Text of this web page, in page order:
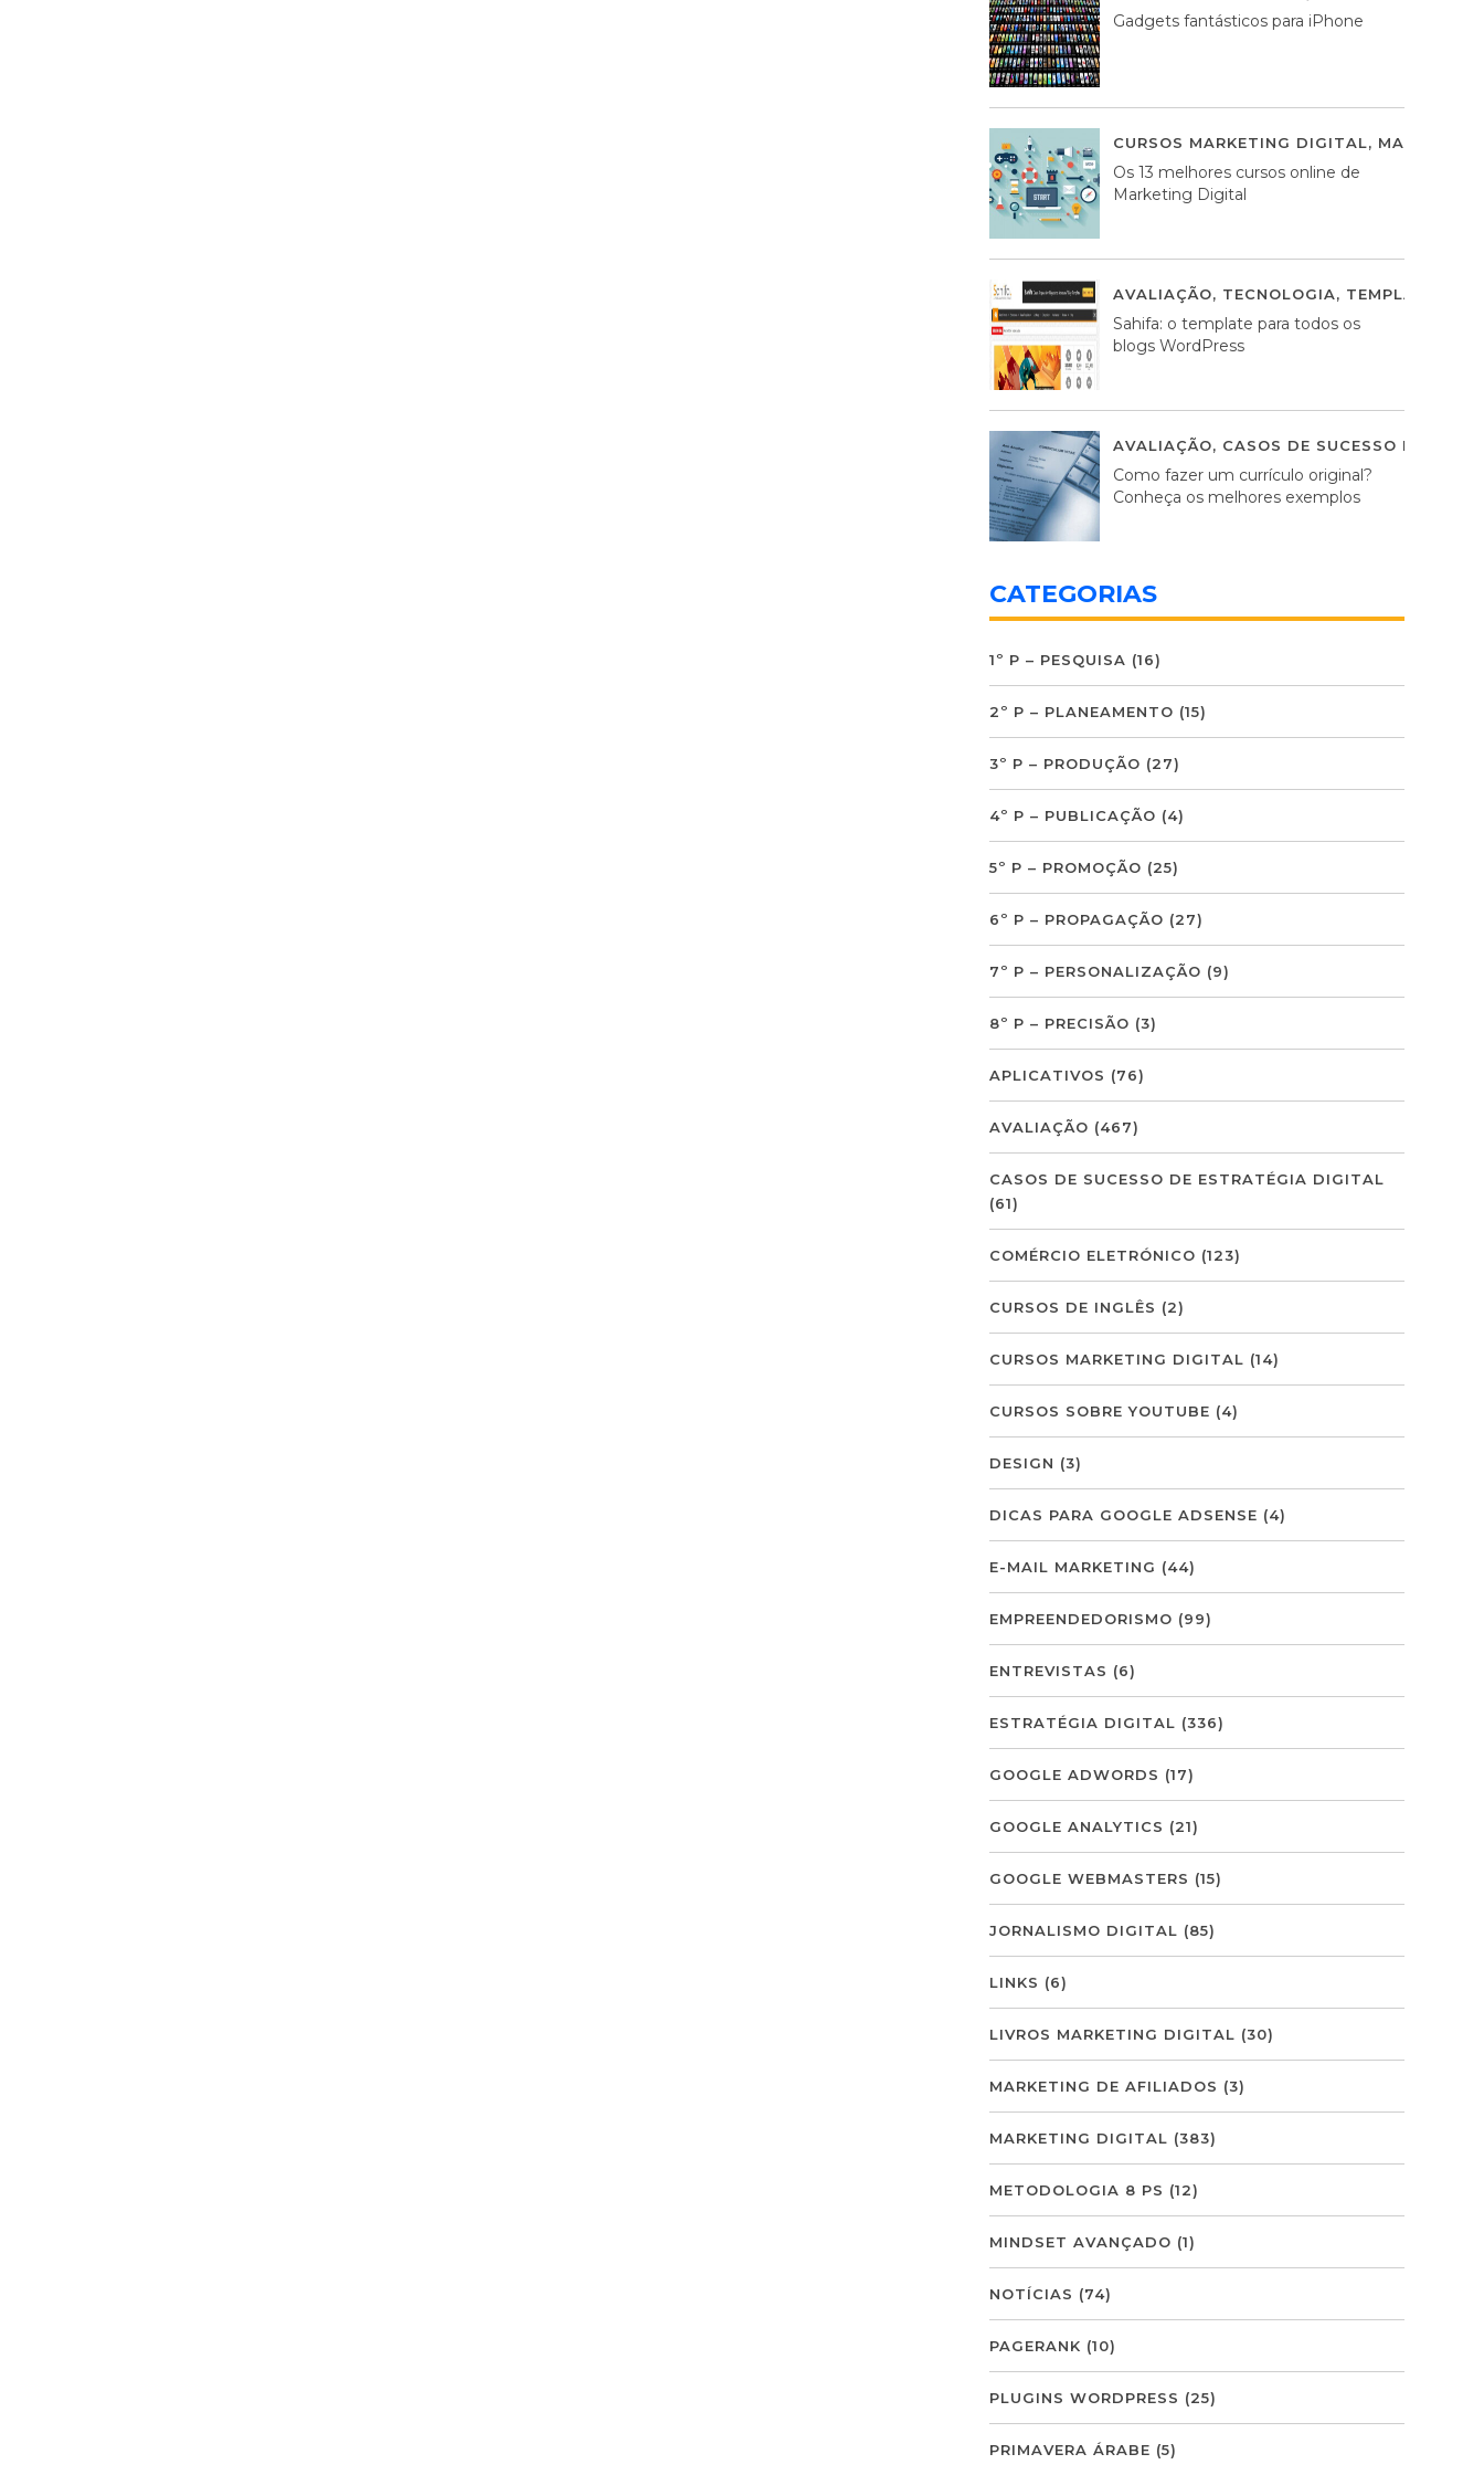
Gadgets fantásticos para iPhone
CURSOS MARKETING DIGITAL,
Os 13 melhores cursos online de
Marketing Digital
AVALIAÇÃO, TECNOLOGIA, TEMPLATES
Sahifa: o template para todos os
blogs WordPress
AVALIAÇÃO, CASOS DE SUCESSO DE
Como fazer um currículo original?
Conheça os melhores exemplos
CATEGORIAS
1º P – PESQUISA (16)
2º P – PLANEAMENTO (15)
3º P – PRODUÇÃO (27)
4º P – PUBLICAÇÃO (4)
5º P – PROMOÇÃO (25)
6º P – PROPAGAÇÃO (27)
7º P – PERSONALIZAÇÃO (9)
8º P – PRECISÃO (3)
APLICATIVOS (76)
AVALIAÇÃO (467)
CASOS DE SUCESSO DE ESTRATÉGIA DIGITAL
(61)
COMÉRCIO ELETRÓNICO (123)
CURSOS DE INGLÊS (2)
CURSOS MARKETING DIGITAL (14)
CURSOS SOBRE YOUTUBE (4)
DESIGN (3)
DICAS PARA GOOGLE ADSENSE (4)
E-MAIL MARKETING (44)
EMPREENDEDORISMO (99)
ENTREVISTAS (6)
ESTRATÉGIA DIGITAL (336)
GOOGLE ADWORDS (17)
GOOGLE ANALYTICS (21)
GOOGLE WEBMASTERS (15)
JORNALISMO DIGITAL (85)
LINKS (6)
LIVROS MARKETING DIGITAL (30)
MARKETING DE AFILIADOS (3)
MARKETING DIGITAL (383)
METODOLOGIA 8 PS (12)
MINDSET AVANÇADO (1)
NOTÍCIAS (74)
PAGERANK (10)
PLUGINS WORDPRESS (25)
PRIMAVERA ÁRABE (5)